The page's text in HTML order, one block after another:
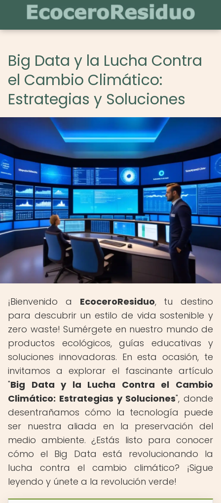
Big Data y la Lucha Contra
el Cambio Climático:
Estrategias y Soluciones
¡Bienvenido a EcoceroResiduo, tu destino
para descubrir un estilo de vida sostenible y
zero waste! Sumérgete en nuestro mundo de
productos ecológicos, guías educativas y
soluciones innovadoras. En esta ocasión, te
invitamos a explorar el fascinante artículo
"Big Data y la Lucha Contra el Cambio
Climático: Estrategias y Soluciones", donde
desentrañamos cómo la tecnología puede
ser nuestra aliada en la preservación del
medio ambiente. ¿Estás listo para conocer
cómo el Big Data está revolucionando la
lucha contra el cambio climático? ¡Sigue
leyendo y únete a la revolución verde!